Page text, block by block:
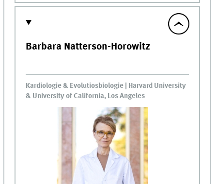
Barbara Natterson-Horowitz
Kardiologie & Evolutiosbiologie | Harvard University
& University of California, Los Angeles